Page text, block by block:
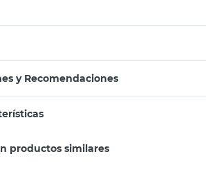
y Recomendaciones
productos similares